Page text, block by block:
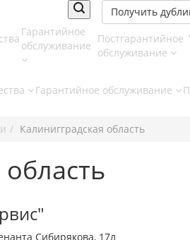
Получить
Гарантийное
обслуживание
Постгарантийное
обслуживание
Гарантийное обслуживание
Калинигградская область
Сибирякова, 17л